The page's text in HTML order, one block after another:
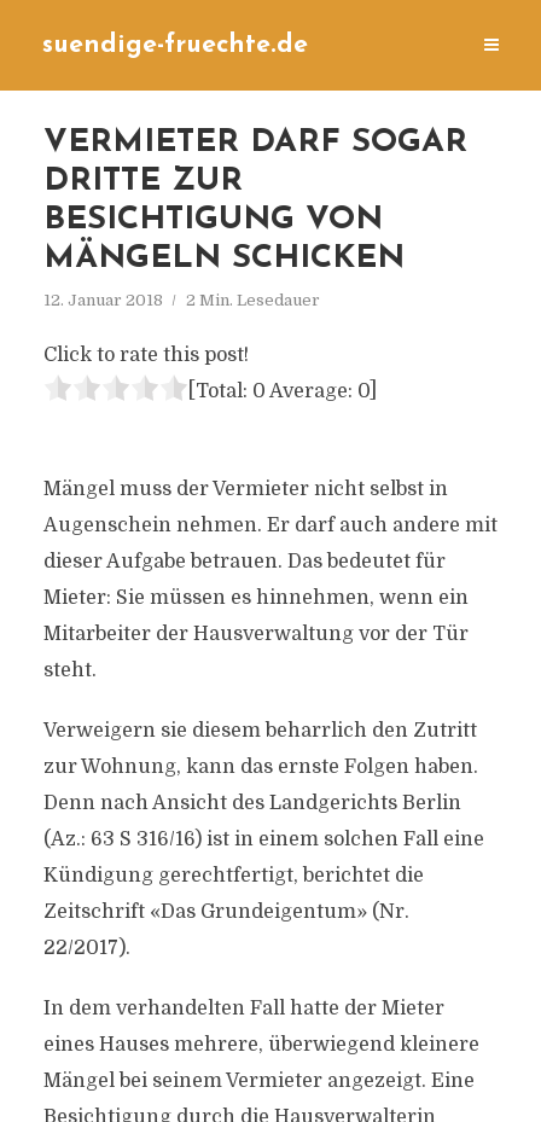
suendige-fruechte.de
VERMIETER DARF SOGAR
DRITTE ZUR
BESICHTIGUNG VON
MÄNGELN SCHICKEN
12. Januar 2018 2 Min. Lesedauer
Click to rate this post!
[Total: 0 Average: 0]
Mängel muss der Vermieter nicht selbst in
Augenschein nehmen. Er darf auch andere mit
dieser Aufgabe betrauen. Das bedeutet für
Mieter: Sie müssen es hinnehmen, wenn ein
Mitarbeiter der Hausverwaltung vor der Tür
steht.
Verweigern sie diesem beharrlich den Zutritt
zur Wohnung, kann das ernste Folgen haben.
Denn nach Ansicht des Landgerichts Berlin
(Az.: 63 S 316/16) ist in einem solchen Fall eine
Kündigung gerechtfertigt, berichtet die
Zeitschrift «Das Grundeigentum» (Nr.
22/2017).
In dem verhandelten Fall hatte der Mieter
eines Hauses mehrere, überwiegend kleinere
Mängel bei seinem Vermieter angezeigt. Eine
Besichtigung durch die Hausverwalterin